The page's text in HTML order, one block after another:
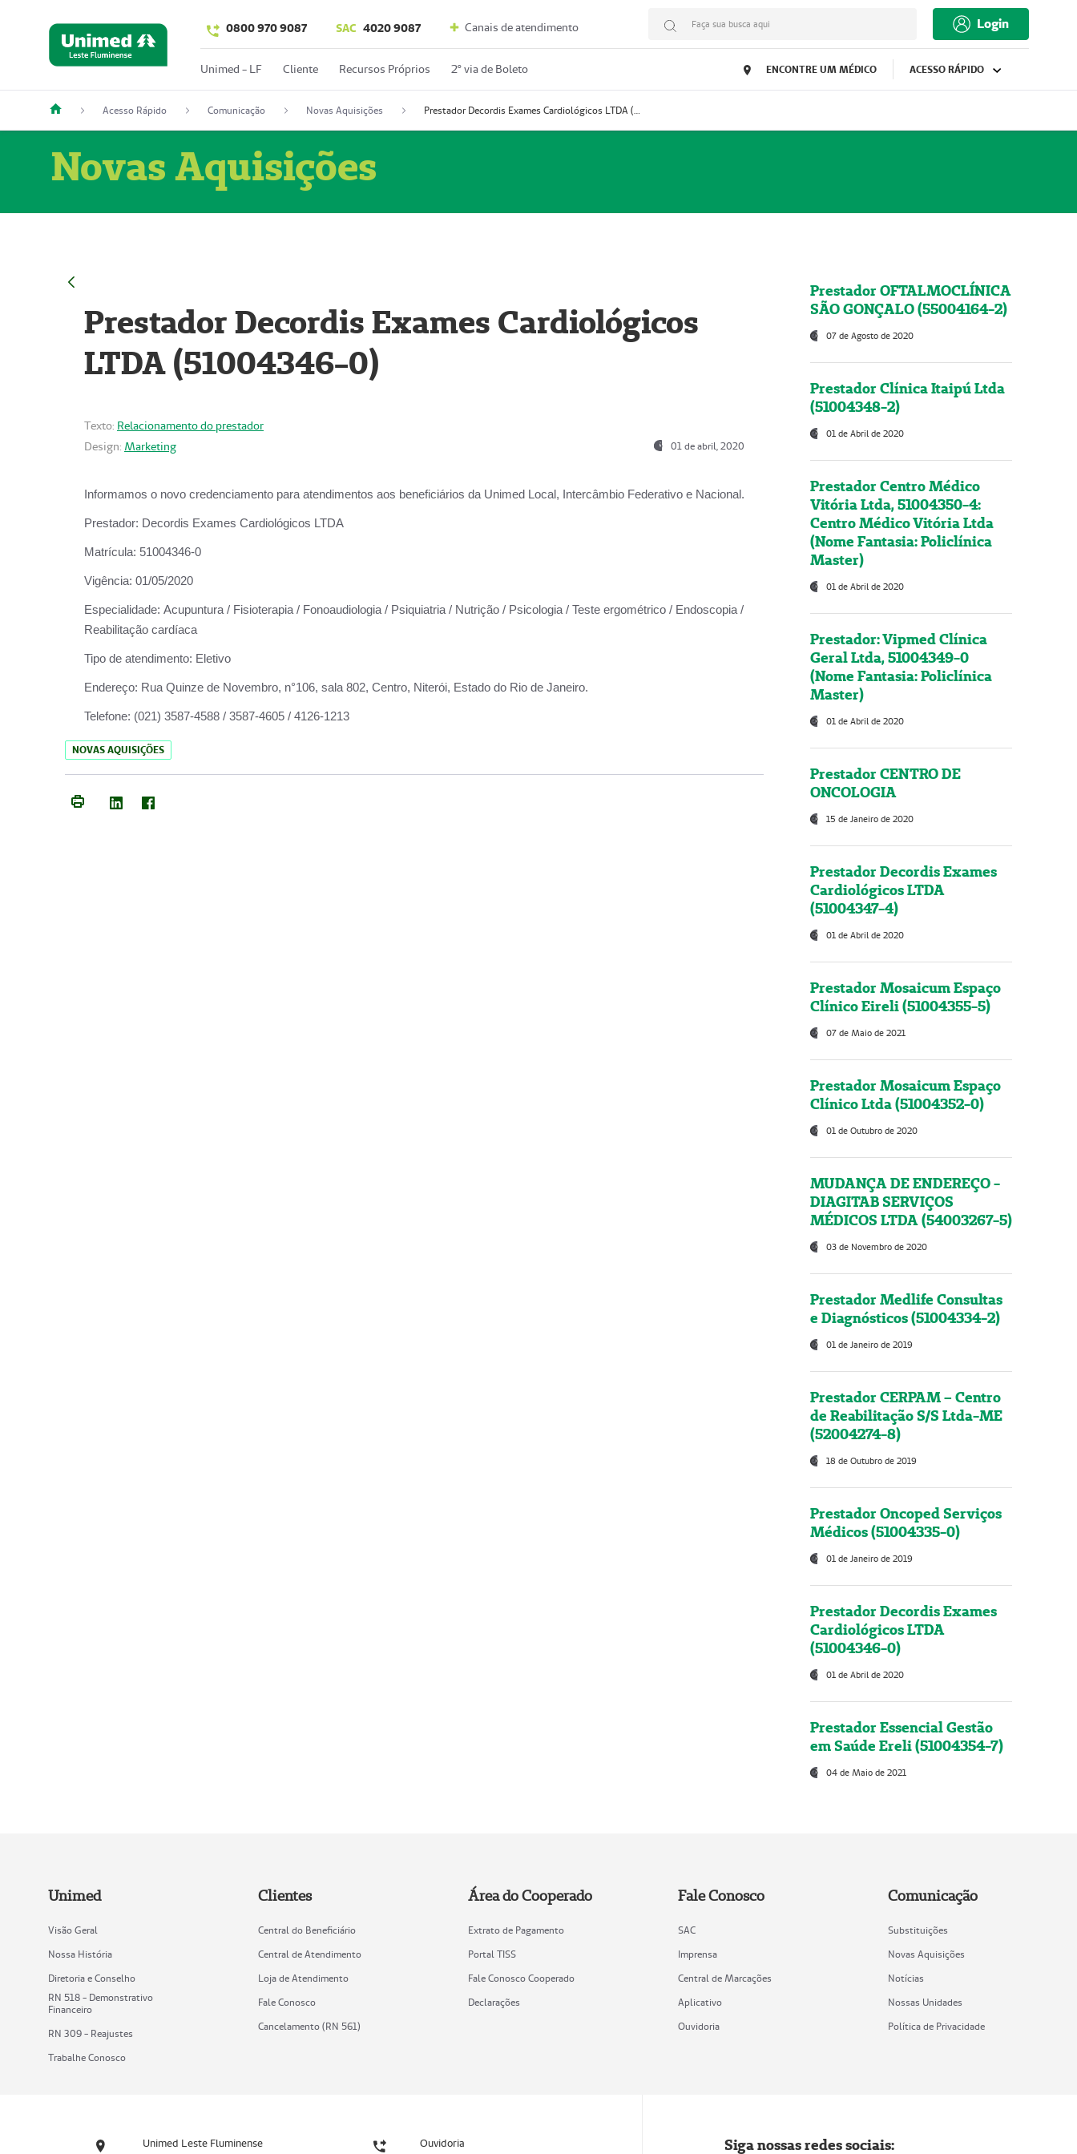
0800 970 9087 SAC 4020 9087 Canais de atendimento Faça sua busca aqui Login
Unimed - LF Cliente Recursos Próprios 2º via de Boleto ENCONTRE UM MÉDICO ACESSO RÁPIDO
Acesso Rápido Comunicação Novas Aquisições Prestador Decordis Exames Cardiológicos LTDA (51004346-0)
Novas Aquisições
Prestador Decordis Exames Cardiológicos
LTDA (51004346-0)
Texto: Relacionamento do prestador
Design: Marketing 01 de abril, 2020
Informamos o novo credenciamento para atendimentos aos beneficiários da Unimed Local, Intercâmbio Federativo e Nacional.
Prestador: Decordis Exames Cardiológicos LTDA
Matrícula: 51004346-0
Vigência: 01/05/2020
Especialidade: Acupuntura / Fisioterapia / Fonoaudiologia / Psiquiatria / Nutrição / Psicologia / Teste ergométrico / Endoscopia /
Reabilitação cardíaca
Tipo de atendimento: Eletivo
Endereço: Rua Quinze de Novembro, n°106, sala 802, Centro, Niterói, Estado do Rio de Janeiro.
Telefone: (021) 3587-4588 / 3587-4605 / 4126-1213
NOVAS AQUISIÇÕES
Prestador OFTALMOCLÍNICA
SÃO GONÇALO (55004164-2)
07 de Agosto de 2020
Prestador Clínica Itaipú Ltda
(51004348-2)
01 de Abril de 2020
Prestador Centro Médico
Vitória Ltda, 51004350-4:
Centro Médico Vitória Ltda
(Nome Fantasia: Policlínica
Master)
01 de Abril de 2020
Prestador: Vipmed Clínica
Geral Ltda, 51004349-0
(Nome Fantasia: Policlínica
Master)
01 de Abril de 2020
Prestador CENTRO DE
ONCOLOGIA
15 de Janeiro de 2020
Prestador Decordis Exames
Cardiológicos LTDA
(51004347-4)
01 de Abril de 2020
Prestador Mosaicum Espaço
Clínico Eireli (51004355-5)
07 de Maio de 2021
Prestador Mosaicum Espaço
Clínico Ltda (51004352-0)
01 de Outubro de 2020
MUDANÇA DE ENDEREÇO -
DIAGITAB SERVIÇOS
MÉDICOS LTDA (54003267-5)
03 de Novembro de 2020
Prestador Medlife Consultas
e Diagnósticos (51004334-2)
01 de Janeiro de 2019
Prestador CERPAM – Centro
de Reabilitação S/S Ltda-ME
(52004274-8)
18 de Outubro de 2019
Prestador Oncoped Serviços
Médicos (51004335-0)
01 de Janeiro de 2019
Prestador Decordis Exames
Cardiológicos LTDA
(51004346-0)
01 de Abril de 2020
Prestador Essencial Gestão
em Saúde Ereli (51004354-7)
04 de Maio de 2021
Unimed
Visão Geral
Nossa História
Diretoria e Conselho
RN 518 - Demonstrativo
Financeiro
RN 309 - Reajustes
Trabalhe Conosco
Clientes
Central do Beneficiário
Central de Atendimento
Loja de Atendimento
Fale Conosco
Cancelamento (RN 561)
Área do Cooperado
Extrato de Pagamento
Portal TISS
Fale Conosco Cooperado
Declarações
Fale Conosco
SAC
Imprensa
Central de Marcações
Aplicativo
Ouvidoria
Comunicação
Substituições
Novas Aquisições
Notícias
Nossas Unidades
Política de Privacidade
Unimed Leste Fluminense Ouvidoria Siga nossas redes sociais: